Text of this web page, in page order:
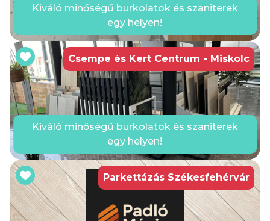
Kiváló minőségű burkolatok és szaniterek
egy helyen!
Csempe és Kert Centrum - Miskolc
Kiváló minőségű burkolatok és szaniterek
egy helyen!
Parkettázás Székesfehérvár